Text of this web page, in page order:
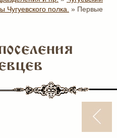
Чугуевского полка. » Первые